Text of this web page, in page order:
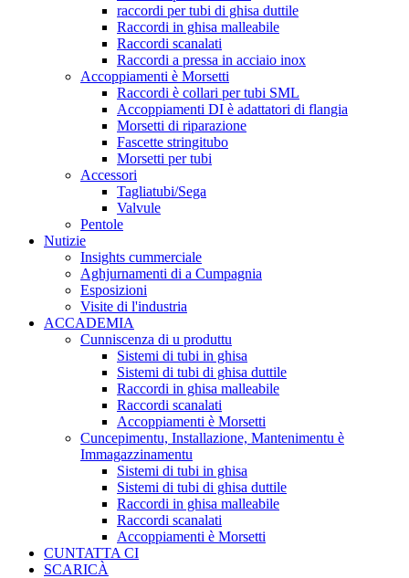
raccordi per tubi di ghisa duttile
Raccordi in ghisa malleabile
Raccordi scanalati
Raccordi a pressa in acciaio inox
Accoppiamenti è Morsetti
Raccordi è collari per tubi SML
Accoppiamenti DI è adattatori di flangia
Morsetti di riparazione
Fascette stringitubo
Morsetti per tubi
Accessori
Tagliatubi/Sega
Valvule
Pentole
Nutizie
Insights cummerciale
Aghjurnamenti di a Cumpagnia
Esposizioni
Visite di l'industria
ACCADEMIA
Cunniscenza di u produttu
Sistemi di tubi in ghisa
Sistemi di tubi di ghisa duttile
Raccordi in ghisa malleabile
Raccordi scanalati
Accoppiamenti è Morsetti
Cuncepimentu, Installazione, Mantenimentu è
Immagazzinamentu
Sistemi di tubi in ghisa
Sistemi di tubi di ghisa duttile
Raccordi in ghisa malleabile
Raccordi scanalati
Accoppiamenti è Morsetti
CUNTATTA CI
SCARICÀ